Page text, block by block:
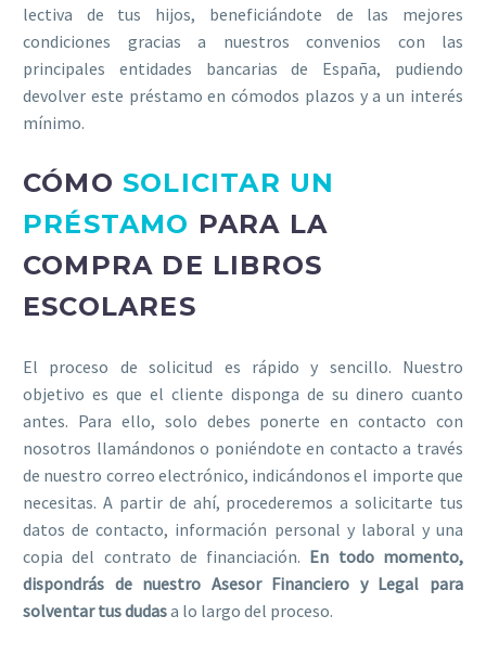
lectiva de tus hijos, beneficiándote de las mejores
condiciones gracias a nuestros convenios con las
principales entidades bancarias de España, pudiendo
devolver este préstamo en cómodos plazos y a un interés
mínimo.
CÓMO SOLICITAR UN
PRÉSTAMO PARA LA
COMPRA DE LIBROS
ESCOLARES
El proceso de solicitud es rápido y sencillo. Nuestro
objetivo es que el cliente disponga de su dinero cuanto
antes. Para ello, solo debes ponerte en contacto con
nosotros llamándonos o poniéndote en contacto a través
de nuestro correo electrónico, indicándonos el importe que
necesitas. A partir de ahí, procederemos a solicitarte tus
datos de contacto, información personal y laboral y una
copia del contrato de financiación. En todo momento,
dispondrás de nuestro Asesor Financiero y Legal para
solventar tus dudasa lo largo del proceso.